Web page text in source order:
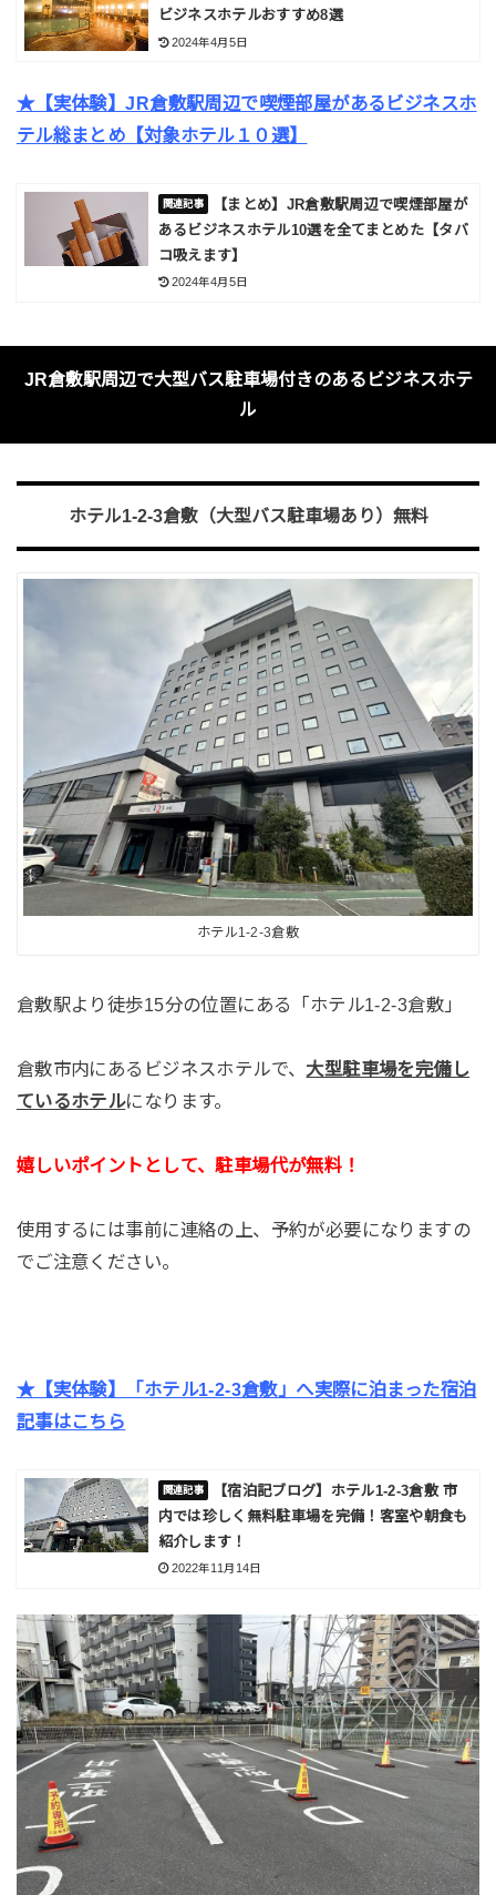
ビジネスホテルおすすめ8選
2024年4月5日
★【実体験】JR倉敷駅周辺で喫煙部屋があるビジネスホ
テル総まとめ【対象ホテル１０選】
【まとめ】JR倉敷駅周辺で喫煙部屋が
あるビジネスホテル10選を全てまとめた【タバ
コ吸えます】
2024年4月5日
JR倉敷駅周辺で大型バス駐車場付きのあるビジネスホテ
ル
ホテル1-2-3倉敷（大型バス駐車場あり）無料
ホテル1-2-3倉敷
倉敷駅より徒歩15分の位置にある「ホテル1-2-3倉敷」
倉敷市内にあるビジネスホテルで、 大型駐車場を完備し
ているホテルになります。
嬉しいポイントとして、駐車場代が無料！
使用するには事前に連絡の上、予約が必要になりますの
でご注意ください。
★【実体験】「ホテル1-2-3倉敷」へ実際に泊まった宿泊
記事はこちら
【宿泊記ブログ】ホテル1-2-3倉敷 市
内では珍しく無料駐車場を完備！客室や朝食も
紹介します！
2022年11月14日